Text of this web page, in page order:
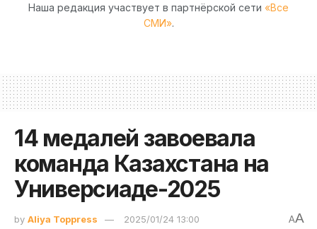
Наша редакция участвует в партнёрской сети «Все
СМИ».
14 медалей завоевала
команда Казахстана на
Универсиаде-2025
by Aliya Toppress 2025/01/24 13:00 AA